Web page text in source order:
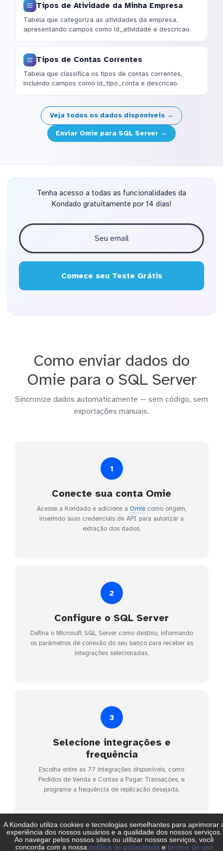
Tipos de Atividade da Minha Empresa
Tabela que categoriza as atividades da empresa,
apresentando campos como id_atividade e descricao.
Tipos de Contas Correntes
Tabela que classifica os tipos de contas correntes,
incluindo campos como id_tipo_conta e descricao.
Veja todos os dados disponíveis →
Enviar Omie para SQL Server →
Tenha acesso a todas as funcionalidades da
Kondado gratuitamente por 14 dias!
Comece seu Teste Grátis
Como enviar dados do
Omie para o SQL Server
Sincronize dados automaticamente — sem código, sem
exportações manuais.
1
Conecte sua conta Omie
Acesse a Kondado e adicione a Omiecomo origem,
inserindo suas credenciais de API para autorizar a
extração dos dados.
2
Configure o SQL Server
Defina o Microsoft SQL Server como destino, informando
os parâmetros de conexão do seu banco para receber as
integrações selecionadas.
3
Selecione integrações e
frequência
Escolha entre as 77 integrações disponíveis, como
Pedidos de Venda e Contas a Pagar: Transações, e
programe a frequência de replicação desejada.